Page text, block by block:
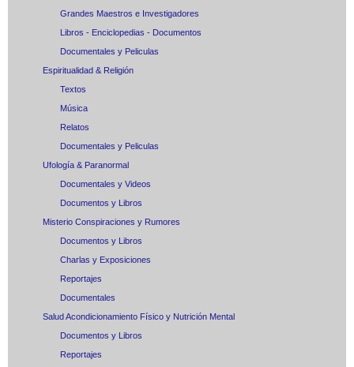
Grandes Maestros e Investigadores
Libros - Enciclopedias - Documentos
Documentales y Peliculas
Espiritualidad & Religión
Textos
Música
Relatos
Documentales y Peliculas
Ufología & Paranormal
Documentales y Videos
Documentos y Libros
Misterio Conspiraciones y Rumores
Documentos y Libros
Charlas y Exposiciones
Reportajes
Documentales
Salud Acondicionamiento Físico y Nutrición Mental
Documentos y Libros
Reportajes